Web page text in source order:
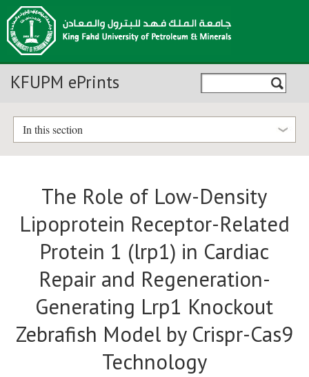
KFUPM ePrints
In this section
The Role of Low-Density
Lipoprotein Receptor-Related
Protein 1 (lrp1) in Cardiac
Repair and Regeneration-
Generating Lrp1 Knockout
Zebrafish Model by Crispr-Cas9
Technology